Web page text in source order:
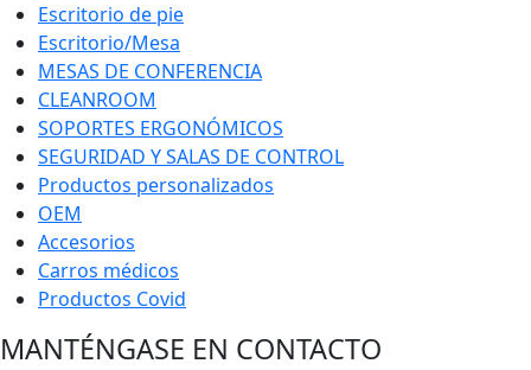
Escritorio de pie
Escritorio/Mesa
MESAS DE CONFERENCIA
CLEANROOM
SOPORTES ERGONÓMICOS
SEGURIDAD Y SALAS DE CONTROL
Productos personalizados
OEM
Accesorios
Carros médicos
Productos Covid
MANTÉNGASE EN CONTACTO